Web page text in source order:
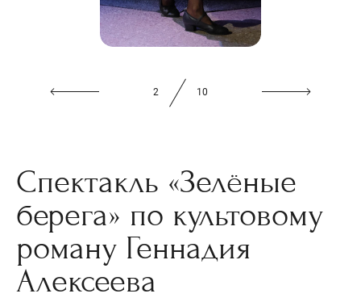
Спектакль «Зелёные
берега» по культовому
роману Геннадия
Алексеева
2 10